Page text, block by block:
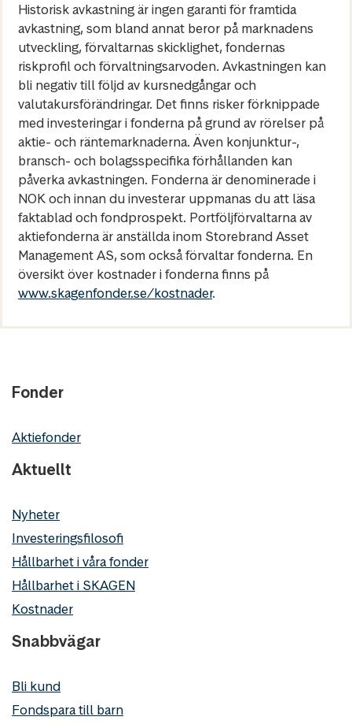
Historisk avkastning är ingen garanti för framtida
avkastning, som bland annat beror på marknadens
utveckling, förvaltarnas skicklighet, fondernas
riskprofil och förvaltningsarvoden. Avkastningen kan
bli negativ till följd av kursnedgångar och
valutakursförändringar. Det finns risker förknippade
med investeringar i fonderna på grund av rörelser på
aktie- och räntemarknaderna. Även konjunktur-,
bransch- och bolagsspecifika förhållanden kan
påverka avkastningen. Fonderna är denominerade i
NOK och innan du investerar uppmanas du att läsa
faktablad och fondprospekt. Portföljförvaltarna av
aktiefonderna är anställda inom Storebrand Asset
Management AS, som också förvaltar fonderna. En
översikt över kostnader i fonderna finns på
www.skagenfonder.se/kostnader.
Fonder
Aktiefonder
Aktuellt
Nyheter
Investeringsfilosofi
Hållbarhet i våra fonder
Hållbarhet i SKAGEN
Kostnader
Snabbvägar
Bli kund
Fondspara till barn